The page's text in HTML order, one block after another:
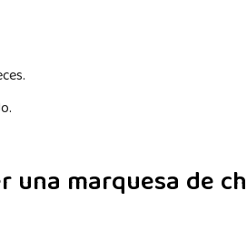
una marquesa de